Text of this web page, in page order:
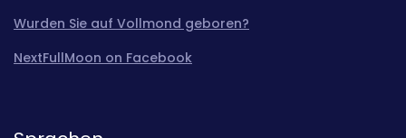
Wurden Sie auf Vollmond geboren?
NextFullMoon on Facebook